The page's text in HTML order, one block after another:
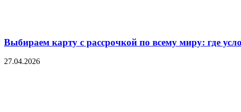
Выбираем карту с рассрочкой по всему миру: где
27.04.2026